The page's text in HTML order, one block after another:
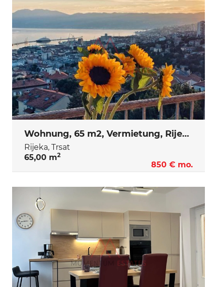
Wohnung, 65 m2, Vermietung, Rijeka - Trsat
Rijeka, Trsat
65,00 m2
850 € mo.